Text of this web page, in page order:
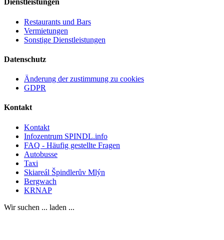
Dienstleistungen
Restaurants und Bars
Vermietungen
Sonstige Dienstleistungen
Datenschutz
Änderung der zustimmung zu cookies
GDPR
Kontakt
Kontakt
Infozentrum SPINDL.info
FAQ - Häufig gestellte Fragen
Autobusse
Taxi
Skiareál Špindlerův Mlýn
Bergwach
KRNAP
Wir suchen ... laden ...